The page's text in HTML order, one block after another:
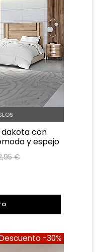
y espejo
€
-30%